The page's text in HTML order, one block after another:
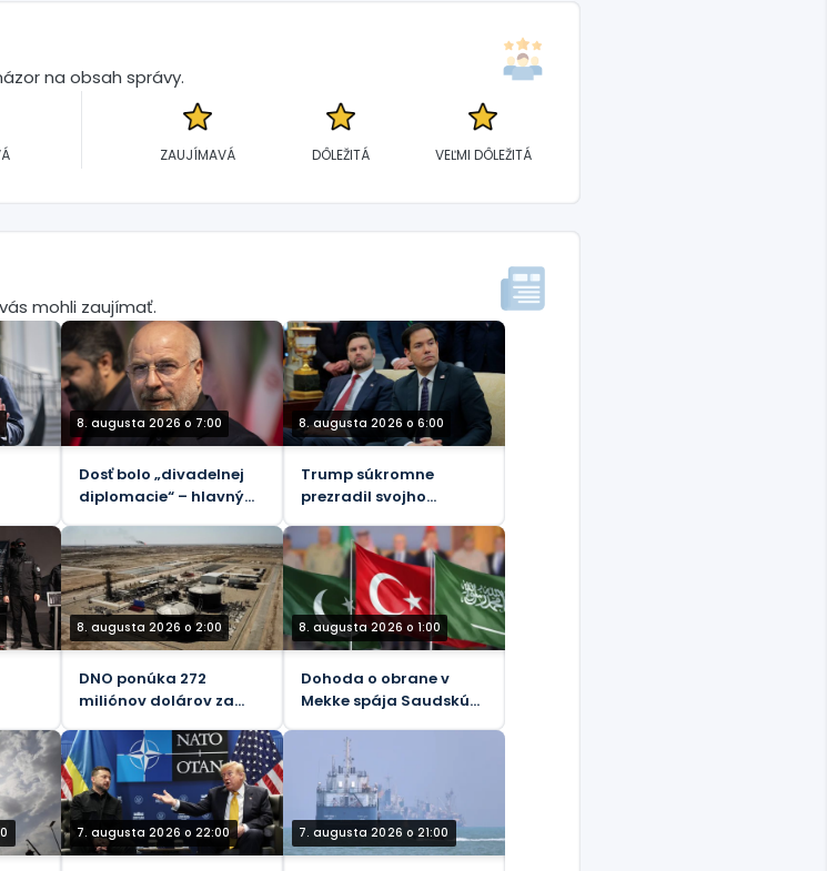
na obsah správy.
ZAUJÍMAVÁ DÔLEŽITÁ VEĽMI DÔLEŽITÁ
mohli zaujímať.
8. augusta 2026 o 7:00
Dosť bolo „divadelnej
diplomacie“ – hlavný
Trumpom
8. augusta 2026 o 6:00
Trump súkromne
prezradil svojho
–
8. augusta 2026 o 2:00
DNO ponúka 272
miliónov dolárov za
Genel Energy v
spoločnosti Tawke v KRI
8. augusta 2026 o 1:00
Dohoda o obrane v
Mekke spája Saudskú
Pakistan
7. augusta 2026 o 22:00 7. augusta 2026 o 21:00